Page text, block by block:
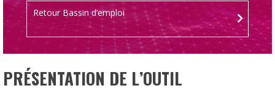
Retour Bassin d’emploi
PRÉSENTATION DE L’OUTIL